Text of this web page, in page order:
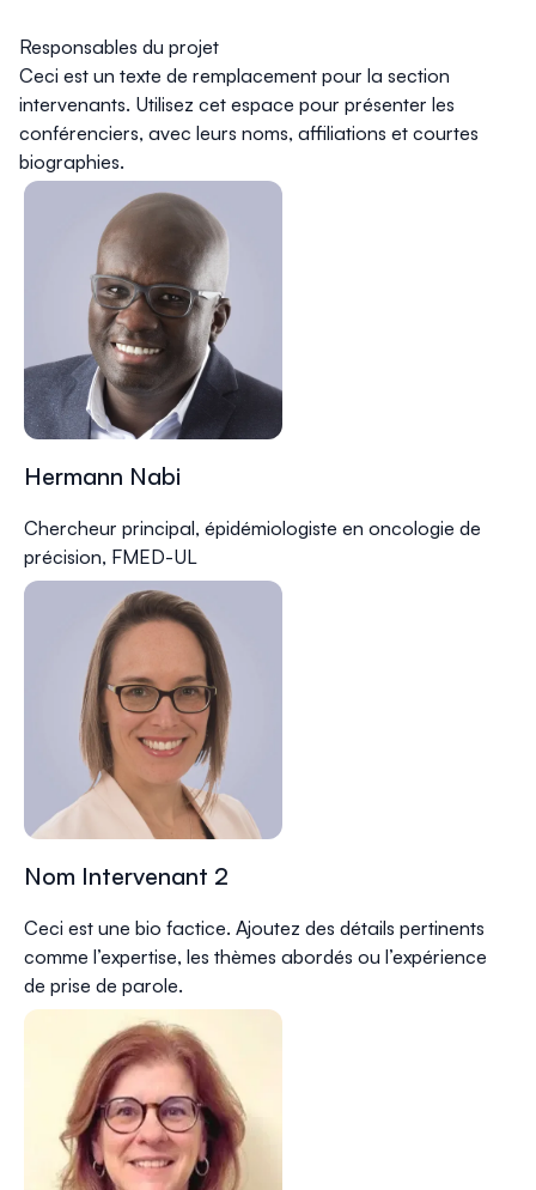
Responsables du projet
Ceci est un texte de remplacement pour la section
intervenants. Utilisez cet espace pour présenter les
conférenciers, avec leurs noms, affiliations et courtes
biographies.
Hermann Nabi
Chercheur principal, épidémiologiste en oncologie de
précision, FMED-UL
Nom Intervenant 2
Ceci est une bio factice. Ajoutez des détails pertinents
comme l’expertise, les thèmes abordés ou l’expérience
de prise de parole.